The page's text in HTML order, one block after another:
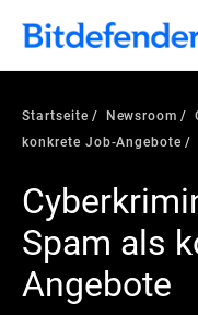
Startseite Newsroom
konkrete Job-Angebote
Spam als
Angebote